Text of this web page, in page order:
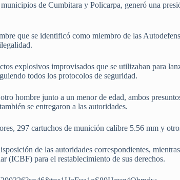
de Cumbitara y Policarpa, generó una
que se identificó como miembro de las
explosivos improvisados que se utilizaban para
todos los protocolos de seguridad.
hombre junto a un menor de edad, ambos
se entregaron a las autoridades.
297 cartuchos de munición calibre 5.56 mm y
de las autoridades correspondientes,
(ICBF) para el restablecimiento de sus derechos.